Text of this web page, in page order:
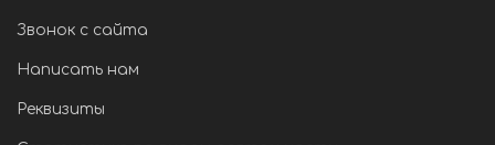
Звонок с сайта
Написать нам
Реквизиты